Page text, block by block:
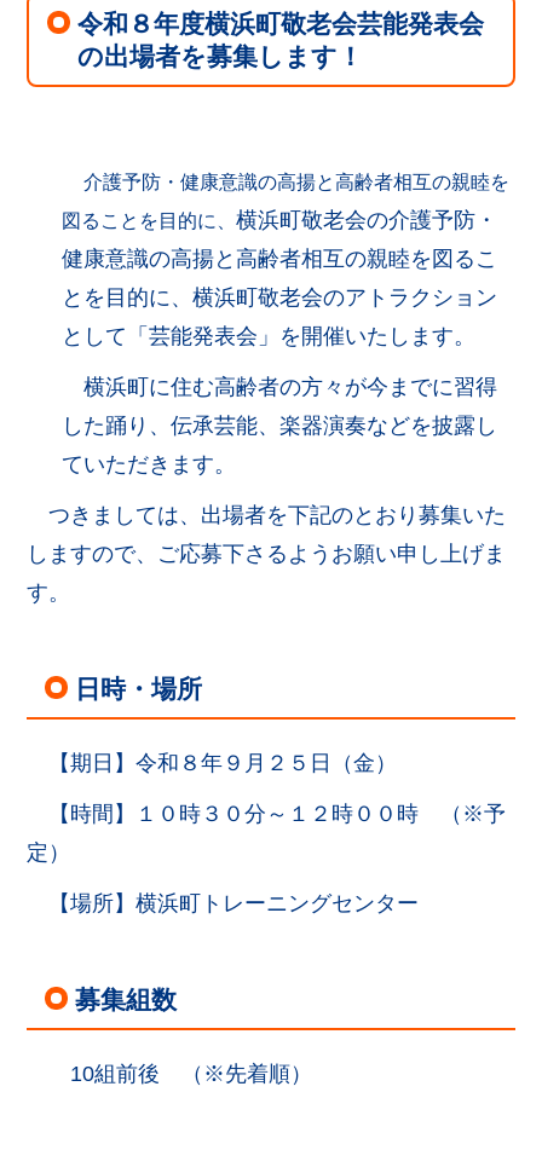
令和８年度横浜町敬老会芸能発表会
の出場者を募集します！
介護予防・健康意識の高揚と高齢者相互の親睦を
図ることを目的に、 横浜町敬老会の介護予防・
健康意識の高揚と高齢者相互の親睦を図るこ
とを目的に、横浜町敬老会のアトラクション
として「芸能発表会」を開催いたします。
横浜町に住む高齢者の方々が今までに習得
した踊り、伝承芸能、楽器演奏などを披露し
ていただきます。
つきましては、出場者を下記のとおり募集いた
しますので、ご応募下さるようお願い申し上げま
す。
日時・場所
【期日】令和８年９月２５日（金）
【時間】１０時３０分～１２時００時 （※予
定）
【場所】横浜町トレーニングセンター
募集組数
10組前後 （※先着順）